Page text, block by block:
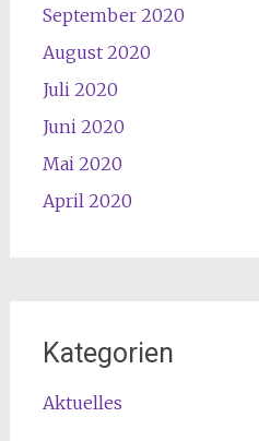
September 2020
August 2020
Juli 2020
Juni 2020
Mai 2020
April 2020
Kategorien
Aktuelles